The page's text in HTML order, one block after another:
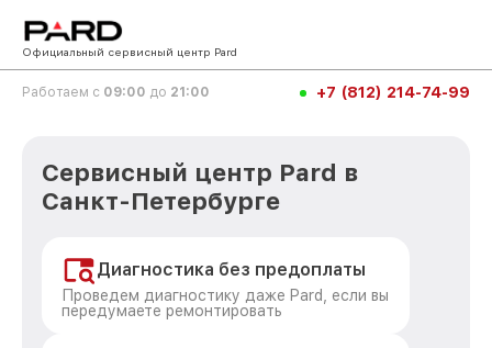
Официальный сервисный центр Pard
Работаем с 09:00 до 21:00 +7 (812) 214-74-99
Сервисный центр Pard в
Санкт-Петербурге
Диагностика без предоплаты
Проведем диагностику даже Pard, если вы
передумаете ремонтировать